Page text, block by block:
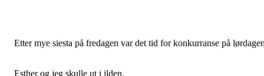
Etter mye siesta på fredagen var det tid for konkurranse på
Esther og jeg skulle ut i ilden.